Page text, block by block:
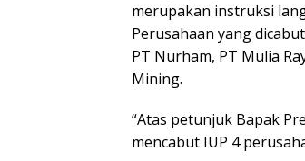
merupakan instruksi
Perusahaan yang
PT Nurham, PT Mulia
Mining.
“Atas petunjuk Bapak
mencabut IUP 4